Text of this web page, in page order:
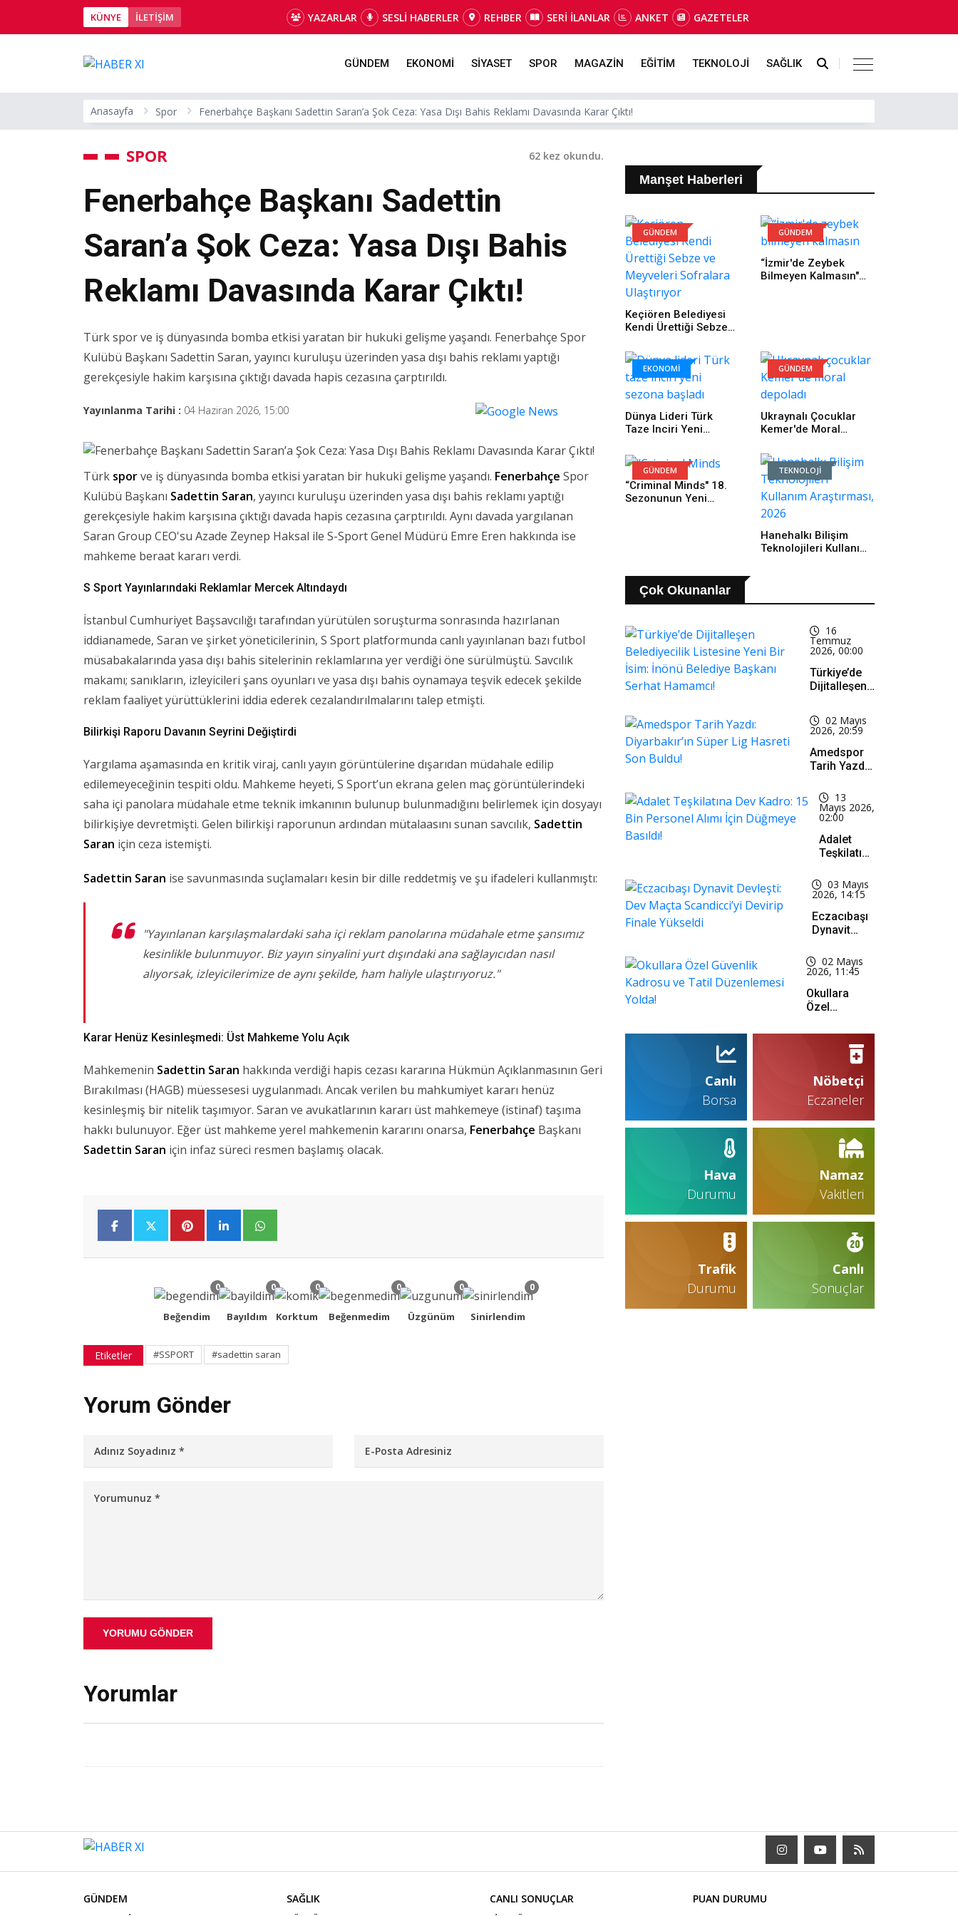
KÜNYE İLETİŞİM YAZARLAR SESLİ HABERLER REHBER SERİ İLANLAR ANKET GAZETELER
GÜNDEM EKONOMİ SİYASET SPOR MAGAZİN EĞİTİM TEKNOLOJİ SAĞLIK
Anasayfa Spor Fenerbahçe Başkanı Sadettin Saran’a Şok Ceza: Yasa Dışı Bahis Reklamı Davasında Karar Çıktı!
SPOR 62 kez okundu.
Fenerbahçe Başkanı Sadettin
Saran’a Şok Ceza: Yasa Dışı Bahis
Reklamı Davasında Karar Çıktı!
Türk spor ve iş dünyasında bomba etkisi yaratan bir hukuki gelişme yaşandı. Fenerbahçe Spor
Kulübü Başkanı Sadettin Saran, yayıncı kuruluşu üzerinden yasa dışı bahis reklamı yaptığı
gerekçesiyle hakim karşısına çıktığı davada hapis cezasına çarptırıldı.
Yayınlanma Tarihi : 04 Haziran 2026, 15:00
Türk sporve iş dünyasında bomba etkisi yaratan bir hukuki gelişme yaşandı. Fenerbahçe Spor
Kulübü Başkanı Sadettin Saran, yayıncı kuruluşu üzerinden yasa dışı bahis reklamı yaptığı
gerekçesiyle hakim karşısına çıktığı davada hapis cezasına çarptırıldı. Aynı davada yargılanan
Saran Group CEO'su Azade Zeynep Haksal ile S-Sport Genel Müdürü Emre Eren hakkında ise
mahkeme beraat kararı verdi.
S Sport Yayınlarındaki Reklamlar Mercek Altındaydı
İstanbul Cumhuriyet Başsavcılığı tarafından yürütülen soruşturma sonrasında hazırlanan
iddianamede, Saran ve şirket yöneticilerinin, S Sport platformunda canlı yayınlanan bazı futbol
müsabakalarında yasa dışı bahis sitelerinin reklamlarına yer verdiği öne sürülmüştü. Savcılık
makamı; sanıkların, izleyicileri şans oyunları ve yasa dışı bahis oynamaya teşvik edecek şekilde
reklam faaliyet yürüttüklerini iddia ederek cezalandırılmalarını talep etmişti.
Bilirkişi Raporu Davanın Seyrini Değiştirdi
Yargılama aşamasında en kritik viraj, canlı yayın görüntülerine dışarıdan müdahale edilip
edilemeyeceğinin tespiti oldu. Mahkeme heyeti, S Sport’un ekrana gelen maç görüntülerindeki
saha içi panolara müdahale etme teknik imkanının bulunup bulunmadığını belirlemek için dosyayı
bilirkişiye devretmişti. Gelen bilirkişi raporunun ardından mütalaasını sunan savcılık, Sadettin
Saran için ceza istemişti.
Sadettin Saran ise savunmasında suçlamaları kesin bir dille reddetmiş ve şu ifadeleri kullanmıştı:
"Yayınlanan karşılaşmalardaki saha içi reklam panolarına müdahale etme şansımız
kesinlikle bulunmuyor. Biz yayın sinyalini yurt dışındaki ana sağlayıcıdan nasıl
alıyorsak, izleyicilerimize de aynı şekilde, ham haliyle ulaştırıyoruz."
Karar Henüz Kesinleşmedi: Üst Mahkeme Yolu Açık
Mahkemenin Sadettin Saran hakkında verdiği hapis cezası kararına Hükmün Açıklanmasının Geri
Bırakılması (HAGB) müessesesi uygulanmadı. Ancak verilen bu mahkumiyet kararı henüz
kesinleşmiş bir nitelik taşımıyor. Saran ve avukatlarının kararı üst mahkemeye (istinaf) taşıma
hakkı bulunuyor. Eğer üst mahkeme yerel mahkemenin kararını onarsa, Fenerbahçe Başkanı
Sadettin Saran için infaz süreci resmen başlamış olacak.
0
Beğendim
0
Bayıldım
0
Korktum
0
Beğenmedim
0
Üzgünüm
0
Sinirlendim
Etiketler #SSPORT #sadettin saran
Yorum Gönder
YORUMU GÖNDER
Yorumlar
Manşet Haberleri
GÜNDEM
Keçiören Belediyesi
Kendi Ürettiği Sebze
Sofralara Ulaştırıyor
GÜNDEM
“İzmir'de Zeybek
Bilmeyen Kalmasın"
EKONOMİ
Dünya Lideri Türk
Taze Inciri Yeni
GÜNDEM
Ukraynalı Çocuklar
Kemer'de Moral
GÜNDEM
“Criminal Minds" 18.
Sezonunun Yeni
İzleyicilerle
Buluşmaya Devam
Ediyor!
TEKNOLOJİ
Hanehalkı Bilişim
Teknolojileri Kullanım
Çok Okunanlar
16
Temmuz
2026, 00:00
Türkiye’de
Dijitalleşen
Listesine
Yeni Bir
İsim: İnönü
Belediye
Başkanı
Hamamcı!
02 Mayıs
2026, 20:59
Amedspor
Tarih Yazdı:
Süper Lig
Hasreti Son
Buldu!
13
Mayıs 2026,
02:00
Adalet
Teşkilatına
Kadro: 15
Bin
Alımı İçin
Düğmeye
03 Mayıs
2026, 14:15
Eczacıbaşı
Dynavit
Dev Maçta
Scandicci’yi
Finale
Yükseldi
02 Mayıs
2026, 11:45
Okullara
Özel
Kadrosu Ve
Düzenlemesi
Yolda!
Canlı
Borsa
Nöbetçi
Eczaneler
Hava
Durumu
Namaz
Vakitleri
Trafik
Durumu
Canlı
Sonuçlar
GÜNDEM
SAĞLIK
CANLI SONUÇLAR
PUAN DURUMU